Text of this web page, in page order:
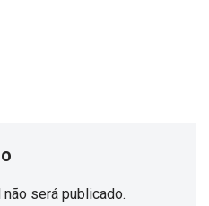
será publicado.